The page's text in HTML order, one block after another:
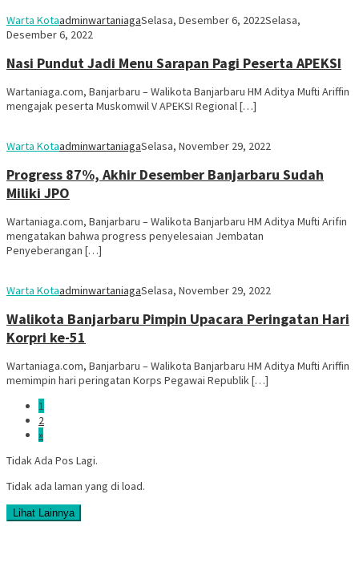
Warta KotaadminwartaniagaSelasa, Desember 6, 2022Selasa,
Desember 6, 2022
Nasi Pundut Jadi Menu Sarapan Pagi Peserta APEKSI
Wartaniaga.com, Banjarbaru – Walikota Banjarbaru HM Aditya Mufti Ariffin
mengajak peserta Muskomwil V APEKSI Regional […]
Warta KotaadminwartaniagaSelasa, November 29, 2022
Progress 87%, Akhir Desember Banjarbaru Sudah
Miliki JPO
Wartaniaga.com, Banjarbaru – Walikota Banjarbaru HM Aditya Mufti Arifin
mengatakan bahwa progress penyelesaian Jembatan
Penyeberangan […]
Warta KotaadminwartaniagaSelasa, November 29, 2022
Walikota Banjarbaru Pimpin Upacara Peringatan Hari
Korpri ke-51
Wartaniaga.com, Banjarbaru – Walikota Banjarbaru HM Aditya Mufti Ariffin
memimpin hari peringatan Korps Pegawai Republik […]
1
2
»
Tidak Ada Pos Lagi.
Tidak ada laman yang di load.
Lihat Lainnya